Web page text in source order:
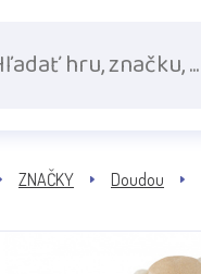
ZNAČKY Doudou